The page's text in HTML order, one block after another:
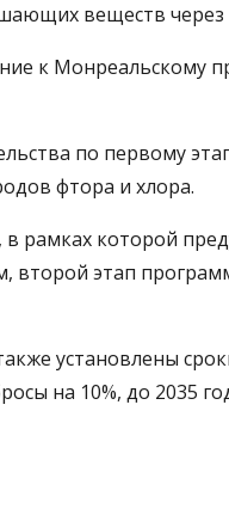
веществ
к Монреальскому
по первому
фтора и хлора.
рамках которой
второй этап
установлены
на 10%, до 2035